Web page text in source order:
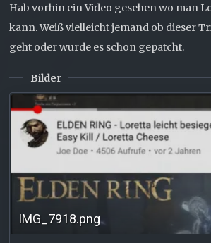
Hab vorhin ein Video gesehen wo man
kann. Weiß vielleicht jemand ob dieser
geht oder wurde es schon gepatcht.
Bilder
IMG_7918.png